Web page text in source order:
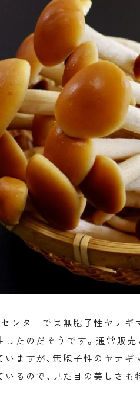
ンターでは無胞子性ヤナ
したのだそうです。通常販
ますが、無胞子性のヤナ
るので、見た目の美しさも